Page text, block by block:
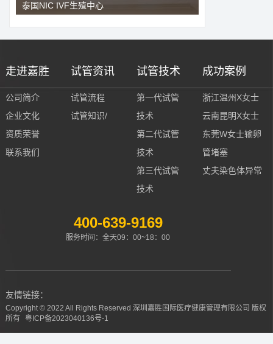
泰国NIC IVF生殖中心
走进嘉胜
公司简介
企业文化
资质荣誉
联系我们
试管资讯
试管流程
试管知识/
试管技术
第一代试管
技术
第二代试管
技术
第三代试管
技术
成功案例
浙江温州X女士
云南昆明X女士
东莞W女士输卵
管堵塞
丈夫染色体异常
400-639-9169
服务时间：全天09：00~18：00
友情链接：
Copyright © 2022 All Rights Reserved 深圳嘉胜国际医疗健康管理有限公司 版权
所有 粤ICP备2023040136号-1